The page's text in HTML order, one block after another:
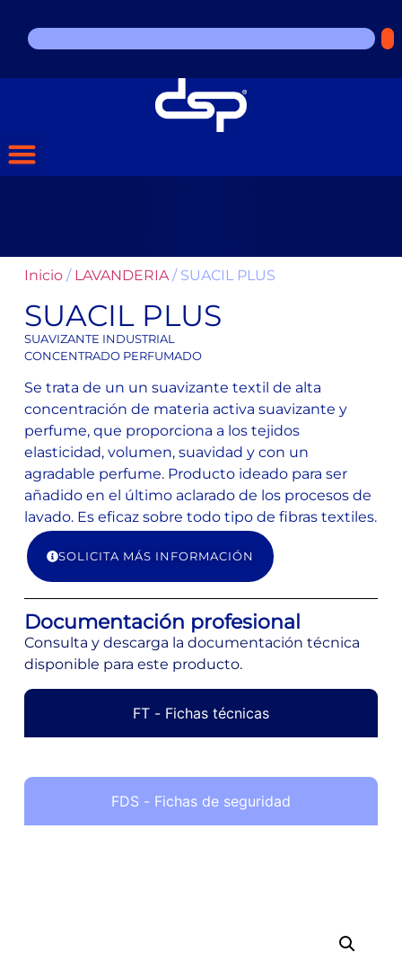
Inicio/ LAVANDERIA/ SUACIL PLUS
SUACIL PLUS
SUAVIZANTE INDUSTRIAL
CONCENTRADO PERFUMADO
Se trata de un un suavizante textil de alta
concentración de materia activa suavizante y
perfume, que proporciona a los tejidos
elasticidad, volumen, suavidad y con un
agradable perfume. Producto ideado para ser
añadido en el último aclarado de los procesos de
lavado. Es eficaz sobre todo tipo de fibras textiles.
SOLICITA MÁS INFORMACIÓN
Documentación profesional
Consulta y descarga la documentación técnica
disponible para este producto.
FT - Fichas técnicas
FDS - Fichas de seguridad